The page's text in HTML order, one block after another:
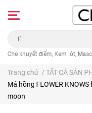
Che khuyết điểm, Kem lót,
Trang chủ / TẤT CẢ SẢN
Má hồng FLOWER
moon